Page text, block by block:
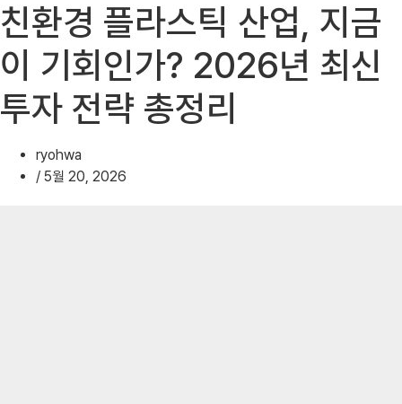
친환경 플라스틱 산업, 지금
이 기회인가? 2026년 최신
투자 전략 총정리
ryohwa
/ 5월 20, 2026